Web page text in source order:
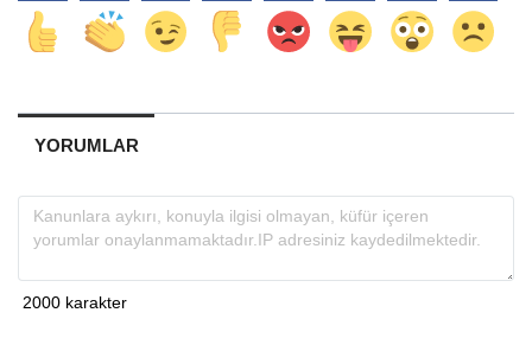
YORUMLAR